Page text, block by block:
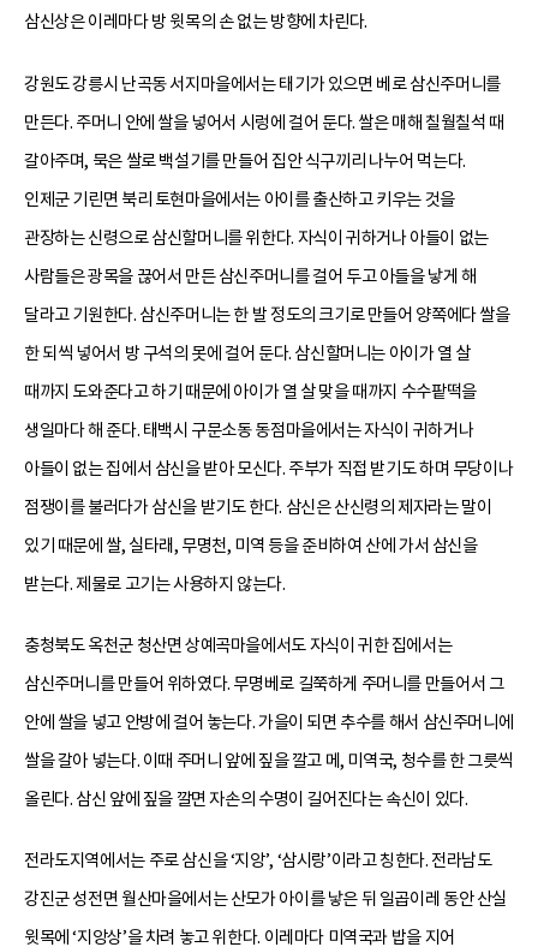
삼신상은 이레마다 방 윗목의 손 없는 방향에 차린다.
강원도 강릉시 난곡동 서지마을에서는 태기가 있으면 베로 삼신주머니를
만든다. 주머니 안에 쌀을 넣어서 시렁에 걸어 둔다. 쌀은 매해 칠월칠석 때
갈아주며, 묵은 쌀로 백설기를 만들어 집안 식구끼리 나누어 먹는다.
인제군 기린면 북리 토현마을에서는 아이를 출산하고 키우는 것을
관장하는 신령으로 삼신할머니를 위한다. 자식이 귀하거나 아들이 없는
사람들은 광목을 끊어서 만든 삼신주머니를 걸어 두고 아들을 낳게 해
달라고 기원한다. 삼신주머니는 한 발 정도의 크기로 만들어 양쪽에다 쌀을
한 되씩 넣어서 방 구석의 못에 걸어 둔다. 삼신할머니는 아이가 열 살
때까지 도와준다고 하기 때문에 아이가 열 살 맞을 때까지 수수팥떡을
생일마다 해 준다. 태백시 구문소동 동점마을에서는 자식이 귀하거나
아들이 없는 집에서 삼신을 받아 모신다. 주부가 직접 받기도 하며 무당이나
점쟁이를 불러다가 삼신을 받기도 한다. 삼신은 산신령의 제자라는 말이
있기 때문에 쌀, 실타래, 무명천, 미역 등을 준비하여 산에 가서 삼신을
받는다. 제물로 고기는 사용하지 않는다.
충청북도 옥천군 청산면 상예곡마을에서도 자식이 귀한 집에서는
삼신주머니를 만들어 위하였다. 무명베로 길쭉하게 주머니를 만들어서 그
안에 쌀을 넣고 안방에 걸어 놓는다. 가을이 되면 추수를 해서 삼신주머니에
쌀을 갈아 넣는다. 이때 주머니 앞에 짚을 깔고 메, 미역국, 청수를 한 그릇씩
올린다. 삼신 앞에 짚을 깔면 자손의 수명이 길어진다는 속신이 있다.
전라도지역에서는 주로 삼신을 ‘지앙’, ‘삼시랑’이라고 칭한다. 전라남도
강진군 성전면 월산마을에서는 산모가 아이를 낳은 뒤 일곱이레 동안 산실
윗목에 ‘지앙상’을 차려 놓고 위한다. 이레마다 미역국과 밥을 지어